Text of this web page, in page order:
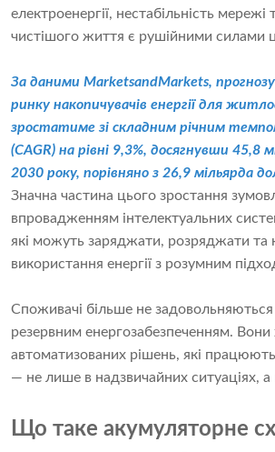
електроенергії, нестабільність
чистішого життя є рушійними силами
За даними MarketsandMarkets,
ринку накопичувачів енергії для
зростатиме зі складним річним
(CAGR) на рівні 9,3%, досягнувши 45,8
2030 року, порівняно з 26,9 мільярда
Значна частина цього зростання
впровадженням інтелектуальних
які можуть заряджати, розряджати та
використання енергії з розумним
Споживачі більше не
резервним енергозабезпеченням. Вони
автоматизованих рішень, які працюють
— не лише в надзвичайних ситуаціях,
Що таке акумуляторне